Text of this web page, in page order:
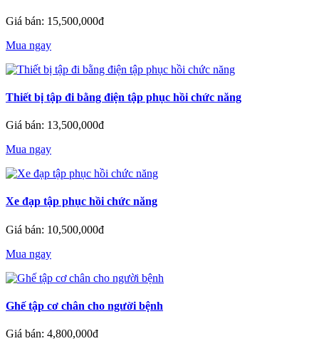
Giá bán: 15,500,000đ
Mua ngay
Thiết bị tập đi bằng điện tập phục hồi chức năng
Giá bán: 13,500,000đ
Mua ngay
Xe đạp tập phục hồi chức năng
Giá bán: 10,500,000đ
Mua ngay
Ghế tập cơ chân cho người bệnh
Giá bán: 4,800,000đ